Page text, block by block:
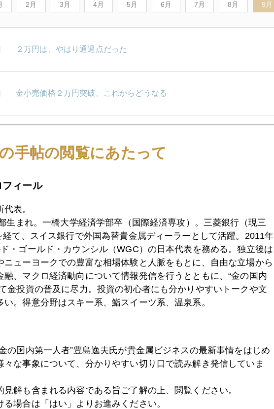
2月 3月 4月 5月 6月 7月 8月 9月
２万円は、やはり通過点だった
金小売価格２万円突破、これからどうなる
世界的に金保管用金庫が足りない
いよいよ金２万円時代到来？
週明け、金、再上昇
ＦＯＭＣ直後、金反落
不気味なＦＯＭＣ、利下げ織り込む市場の関心は議事録に
手帖の閲覧にあたって
フィール
表。
生まれ。一橋大学経済学部卒（国際経済専攻）。三菱銀行（現三
て、スイス銀行で外国為替貴金属ディーラーとして活躍。2011年
・ゴールド・カウンシル（WGC）の日本代表を務める。独立後は
ニューヨークでの豊富な相場体験と人脈をもとに、自由な立場から
融、マクロ経済動向について情報発信を行うとともに、“金の国内
金投資の普及に尽力。投資の初心者にも分かりやすいトークや文
い。得意分野はスキー系、鮨スイーツ系、温泉系。
の国内第一人者”豊島逸夫氏が貴金属ビジネスの最新事情をはじめ
々な事象について、分かりやすい切り口で読み解き発信していま
見解も含まれる内容である旨ご了解の上、閲覧ください。
る場合は「はい」よりお進みください。